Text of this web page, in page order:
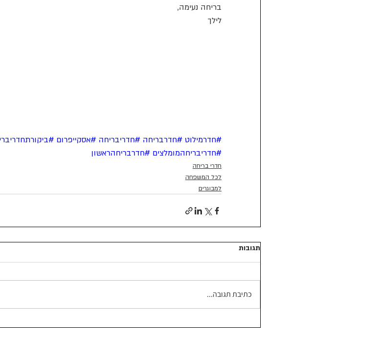
בריחה נעימה,
לילך
#חדרמילוט #חדרבריחה #חדריבריחה #אסקייפרום
#חדריבריחהמומלצים #חדרבריחהראשון
חדרי בריחה
לכל המשפחה
למבוגרים
תגובות
כתיבת תגובה...